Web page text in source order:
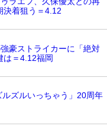
決着狙う＝4.12
豪ストライカーに「絶対
は＝4.12福岡
ルズルいっちゃう」20周年